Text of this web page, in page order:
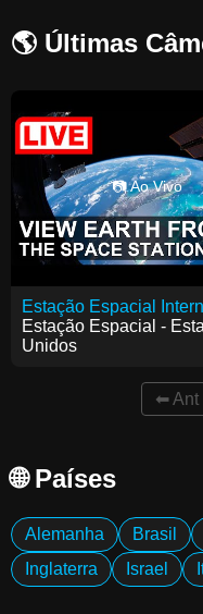
🌎 Últimas
📷 Ao Vivo
Estação Espacial
Estação Espacial -
Unidos
⬅ Ant
🌐 Países
Alemanha Brasil
Inglaterra
Israel